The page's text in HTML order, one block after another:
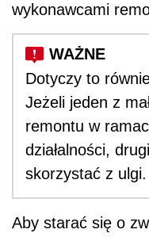
wykonawcami
Dotyczy to
Jeżeli jeden z
remontu w
działalności,
skorzystać z ulgi.
Aby starać się o